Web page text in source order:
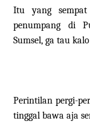
Itu yang
penumpang di
Sumsel, ga tau
Perintilan pergi-
tinggal bawa aja